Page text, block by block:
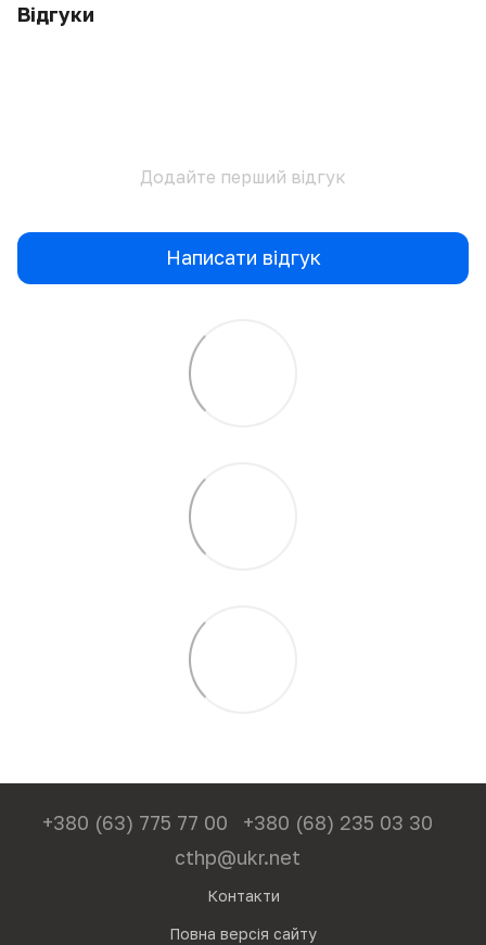
Відгуки
Додайте перший відгук
Написати відгук
+380 (63) 775 77 00
+380 (68) 235 03 30
cthp@ukr.net
Контакти
Повна версія сайту